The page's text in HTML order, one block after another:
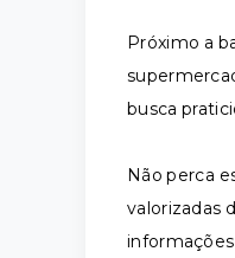
Próximo a
busca
Não perca
valorizadas